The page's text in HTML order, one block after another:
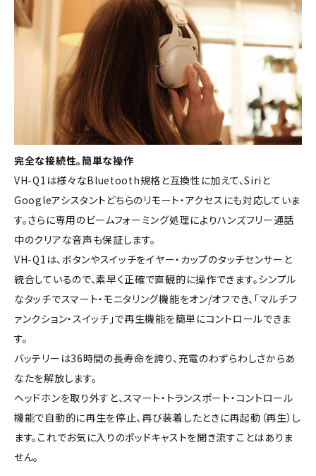
完全な接続性。簡単な操作
VH-Q1は様々なBluetooth規格と互換性に加えて、Siriと
Googleアシスタントどちらのリモート・アクセスにも対応していま
す。さらに専用のビームフォーミング処理によりハンズフリー通話
中のクリアな音声も保証します。
VH-Q1は、ボタンやスイッチをイヤー・カップのタッチセンサーと
統合しているので、素早く正確で直観的に操作できます。シンプル
なタッチでスマート・モニタリング機能をオン/オフでき、「マルチフ
ァンクション・スイッチ」で再生機能を簡単にコントロールできま
す。
バッテリーは36時間の長寿命を誇り、充電のわずらわしさからあ
なたを解放します。
ヘッドホンを取り外すと、スマート・トランスポート・コントロール
機能で自動的に再生を停止、再び装着したときに再起動（再生）し
ます。これでお気に入りのポッドキャストを聞き流すことはありま
せん。